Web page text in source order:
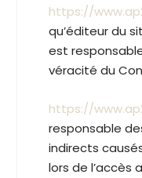
https://
qu’éditeur du
est
véracité du
https://
responsable
indirects
lors de l’accès